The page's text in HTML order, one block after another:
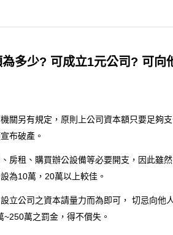
多少? 可成立1元公司? 可向
關另有規定，原則上公司資本額只要足夠
布破產。
房租、購買辦公設備等必要開支，因此雖
為10萬，20萬以上較佳。
立公司之資本請量力而為即可， 切忌向他
萬之罰金，得不償失。